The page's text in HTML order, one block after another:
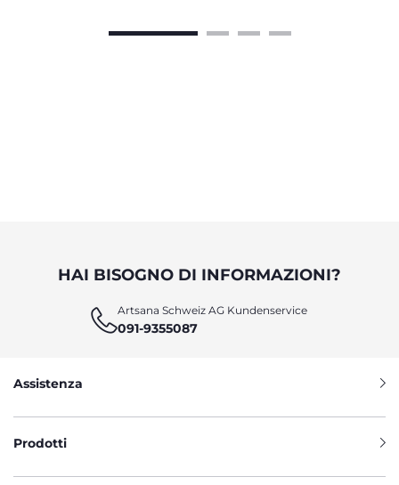
HAI BISOGNO DI INFORMAZIONI?
Artsana Schweiz AG Kundenservice
091-9355087
Assistenza
Prodotti